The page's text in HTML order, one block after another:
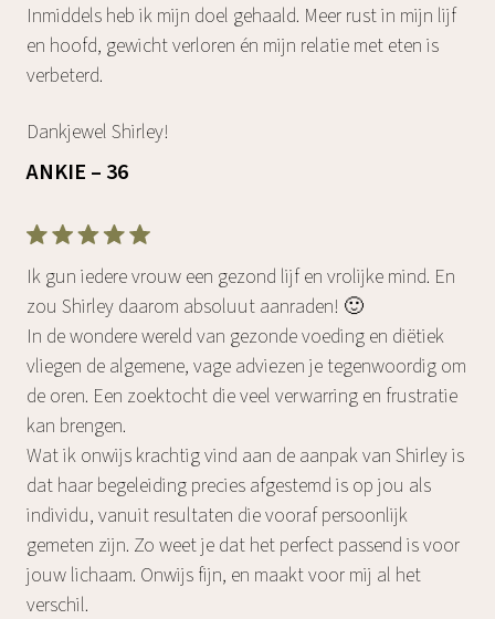
Inmiddels heb ik mijn doel gehaald. Meer rust in mijn lijf
en hoofd, gewicht verloren én mijn relatie met eten is
verbeterd.
Dankjewel Shirley!
ANKIE – 36
Ik gun iedere vrouw een gezond lijf en vrolijke mind. En
zou Shirley daarom absoluut aanraden! 🙂
In de wondere wereld van gezonde voeding en diëtiek
vliegen de algemene, vage adviezen je tegenwoordig om
de oren. Een zoektocht die veel verwarring en frustratie
kan brengen.
Wat ik onwijs krachtig vind aan de aanpak van Shirley is
dat haar begeleiding precies afgestemd is op jou als
individu, vanuit resultaten die vooraf persoonlijk
gemeten zijn. Zo weet je dat het perfect passend is voor
jouw lichaam. Onwijs fijn, en maakt voor mij al het
verschil.